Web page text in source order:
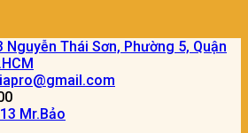
Nguyễn Thái Sơn, Phường 5, Quận
Mr.Bảo